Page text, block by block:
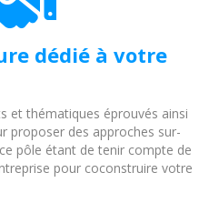
dédié à votre
et thématiques éprouvés ainsi
proposer des approches sur-
pôle étant de tenir compte de
pour coconstruire votre